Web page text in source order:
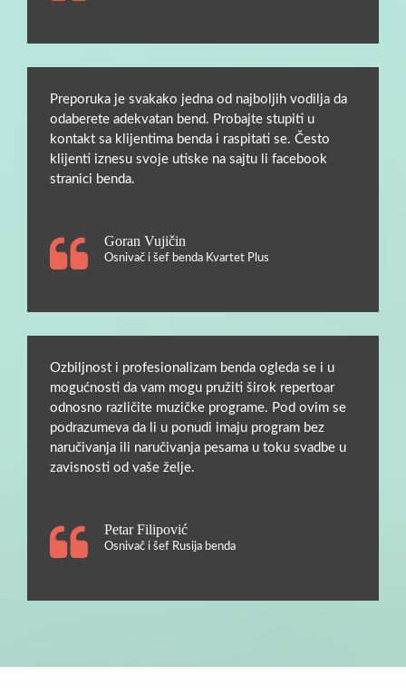
Preporuka je svakako jedna od najboljih vodilja da
odaberete adekvatan bend. Probajte stupiti u
kontakt sa klijentima benda i raspitati se. Često
klijenti iznesu svoje utiske na sajtu li facebook
stranici benda.
Goran Vujičin
Osnivač i šef benda Kvartet Plus
Ozbiljnost i profesionalizam benda ogleda se i u
mogućnosti da vam mogu pružiti širok repertoar
odnosno različite muzičke programe. Pod ovim se
podrazumeva da li u ponudi imaju program bez
naručivanja ili naručivanja pesama u toku svadbe u
zavisnosti od vaše želje.
Petar Filipović
Osnivač i šef Rusija benda